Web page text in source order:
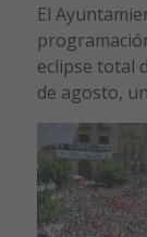
El
eclipse total
de agosto,